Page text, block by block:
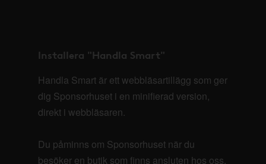
Installera "Handla Smart"
Handla Smart är ett webbläsartillägg som ger
dig Sponsorhuset i en minifierad version,
direkt i webbläsaren.
Du påminns om Sponsorhuset när du
besöker en butik som finns ansluten hos oss.